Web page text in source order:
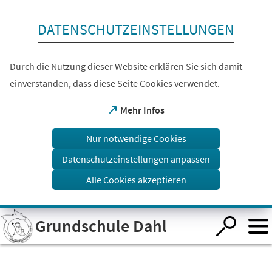
Visuelle
Assistenzsoftware
öffnen.
DATENSCHUTZEINSTELLUNGEN
Durch die Nutzung dieser Website erklären Sie sich damit
einverstanden, dass diese Seite Cookies verwendet.
Mehr Infos
(Öffnet
einem
Tab)
Nur notwendige Cookies
Datenschutzeinstellungen anpassen
Alle Cookies akzeptieren
Grundschule Dahl